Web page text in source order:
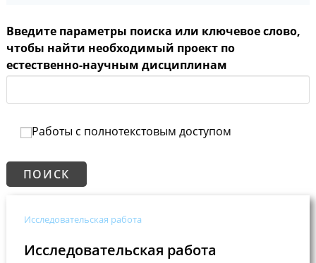
Введите параметры поиска или ключевое слово,
чтобы найти необходимый проект по
естественно-научным дисциплинам
Работы с полнотекстовым доступом
Исследовательская работа
Исследовательская работа